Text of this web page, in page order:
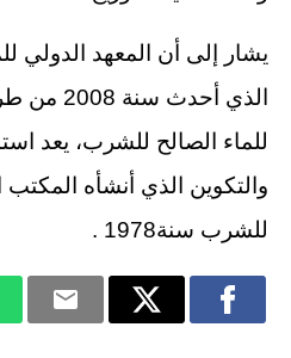
يشار إلى أن المعهد الدولي
الذي
للماء الصالح للشرب، يعد
والتكوين الذي أنشأه المكتب
للشرب سنة1978 .